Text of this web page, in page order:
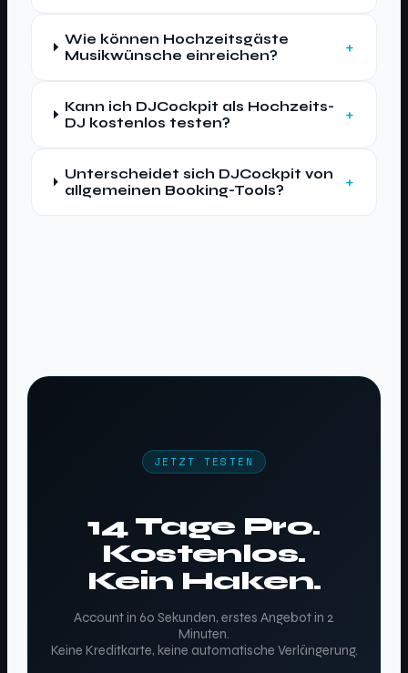
Wie können Hochzeitsgäste
Musikwünsche einreichen?
Kann ich DJCockpit als Hochzeits-
DJ kostenlos testen?
Unterscheidet sich DJCockpit von
allgemeinen Booking-Tools?
JETZT TESTEN
14 Tage Pro.
Kostenlos.
Kein Haken.
Account in 60 Sekunden, erstes Angebot in 2
Minuten.
Keine Kreditkarte, keine automatische Verlängerung.